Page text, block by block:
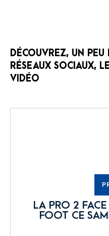
DÉCOUVREZ, UN PEU
RÉSEAUX SOCIAUX,
VIDÉO
LA PRO 2 FACE
FOOT CE